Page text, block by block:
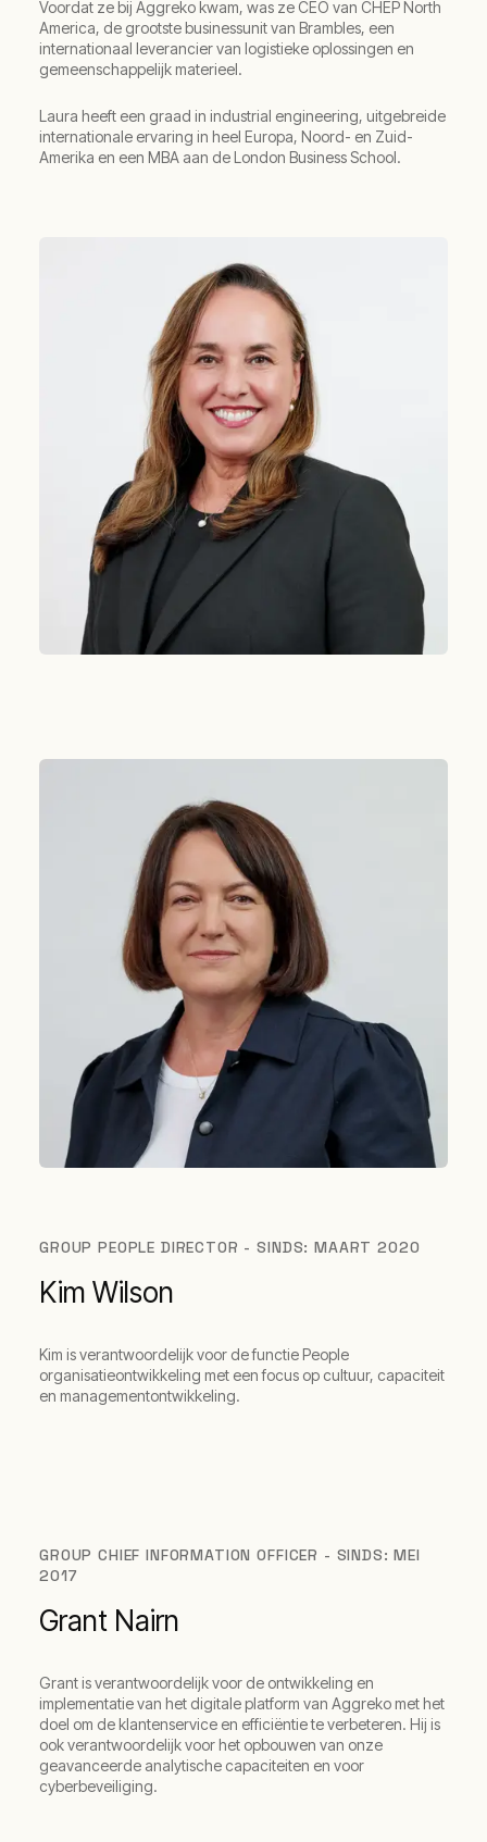
Voordat ze bij Aggreko kwam, was ze CEO van CHEP North
America, de grootste businessunit van Brambles, een
internationaal leverancier van logistieke oplossingen en
gemeenschappelijk materieel.
Laura heeft een graad in industrial engineering, uitgebreide
internationale ervaring in heel Europa, Noord- en Zuid-
Amerika en een MBA aan de London Business School.
GROUP PEOPLE DIRECTOR - SINDS: MAART 2020
Kim Wilson
Kim is verantwoordelijk voor de functie People
organisatieontwikkeling met een focus op cultuur, capaciteit
en managementontwikkeling.
GROUP CHIEF INFORMATION OFFICER - SINDS: MEI
2017
Grant Nairn
Grant is verantwoordelijk voor de ontwikkeling en
implementatie van het digitale platform van Aggreko met het
doel om de klantenservice en efficiëntie te verbeteren. Hij is
ook verantwoordelijk voor het opbouwen van onze
geavanceerde analytische capaciteiten en voor
cyberbeveiliging.